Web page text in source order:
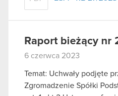
Raport bieżący nr
6 czerwca 2023
Temat: Uchwały podjęte
Zgromadzenie Spółki